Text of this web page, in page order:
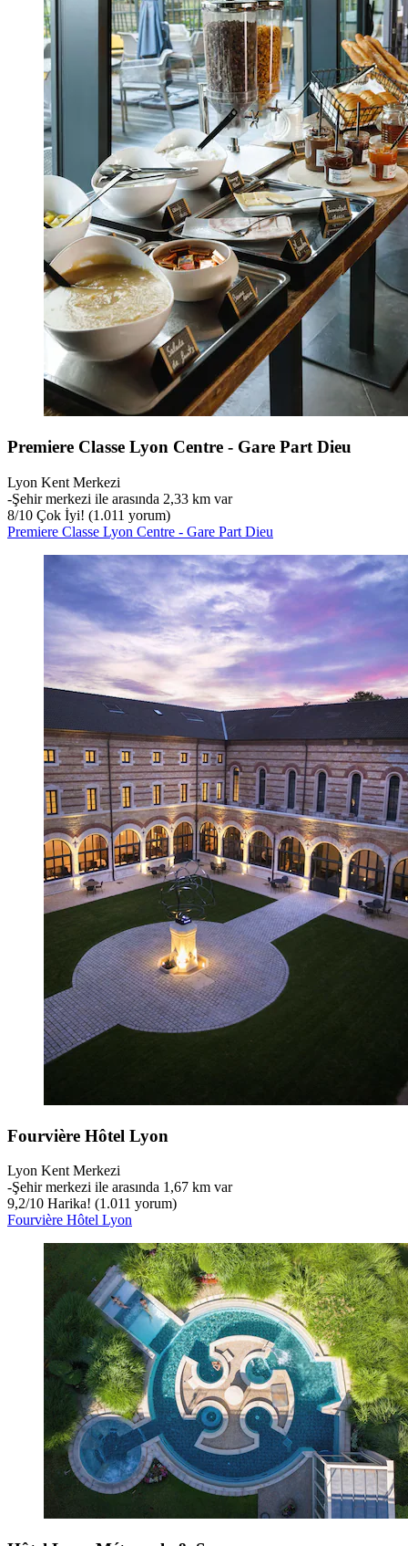
Premiere Classe Lyon Centre - Gare Part Dieu
Lyon Kent Merkezi
‐Şehir merkezi ile arasında 2,33 km var
8/10 Çok İyi! (1.011 yorum)
Premiere Classe Lyon Centre - Gare Part Dieu
Fourvière Hôtel Lyon
Lyon Kent Merkezi
‐Şehir merkezi ile arasında 1,67 km var
9,2/10 Harika! (1.011 yorum)
Fourvière Hôtel Lyon